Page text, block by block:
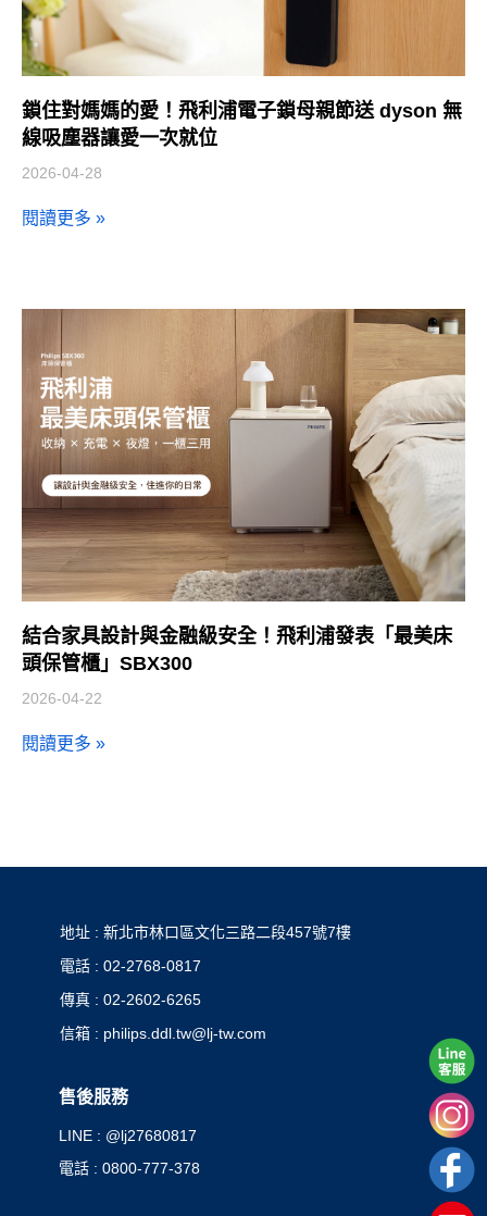
鎖住對媽媽的愛！飛利浦電子鎖母親節送 dyson 無
線吸塵器讓愛一次就位
2026-04-28
閱讀更多 »
結合家具設計與金融級安全！飛利浦發表「最美床
頭保管櫃」SBX300
2026-04-22
閱讀更多 »
地址 : 新北市林口區文化三路二段457號7樓
電話 : 02-2768-0817
傳真 : 02-2602-6265
信箱 : philips.ddl.tw@lj-tw.com
售後服務
LINE : @lj27680817
電話 : 0800-777-378